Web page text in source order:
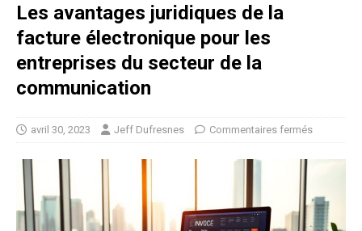
Les avantages juridiques de la
facture électronique pour les
entreprises du secteur de la
communication
avril 30, 2023 Jeff Dufresnes Commentaires fermés